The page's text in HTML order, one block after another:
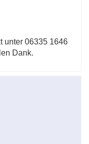
unter 06335 1646
Dank.